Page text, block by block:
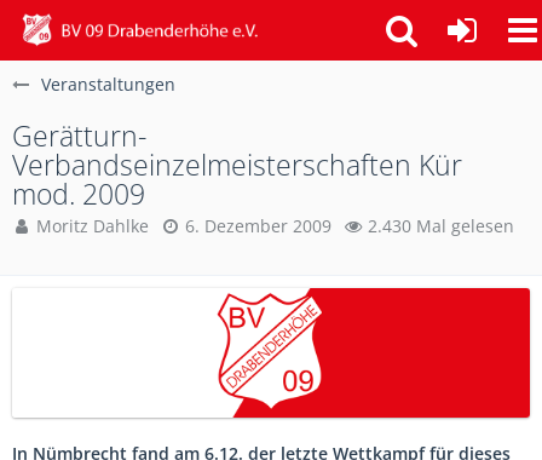
Veranstaltungen
Gerätturn-
Verbandseinzelmeisterschaften Kür
mod. 2009
Moritz Dahlke 6. Dezember 2009 2.430 Mal gelesen
In Nümbrecht fand am 6.12. der letzte Wettkampf für dieses